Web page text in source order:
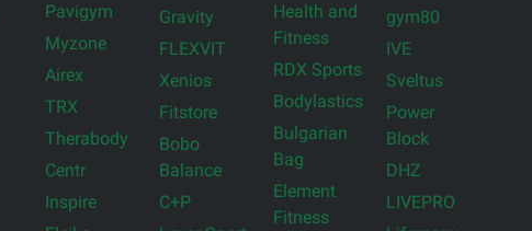
Pavigym
Myzone
Airex
TRX
Therabody
Centr
Inspire
Gravity
FLEXVIT
Xenios
Fitstore
Bobo
Balance
C+P
Health and
Fitness
RDX Sports
Bodylastics
Bulgarian
Bag
Element
Fitness
gym80
IVE
Sveltus
Power
Block
DHZ
LIVEPRO